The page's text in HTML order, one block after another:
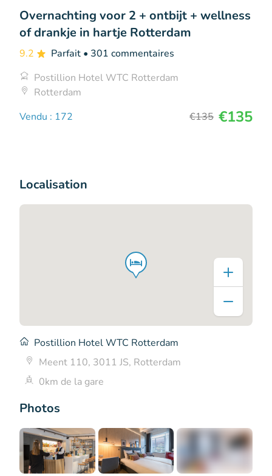
Overnachting voor 2 + ontbijt + wellness
of drankje in hartje Rotterdam
9.2 Parfait • 301 commentaires
Postillion Hotel WTC Rotterdam
Rotterdam
Vendu : 172
€135 €135
Photos
Localisation
Postillion Hotel WTC Rotterdam
Meent 110, 3011 JS, Rotterdam
0km de la gare